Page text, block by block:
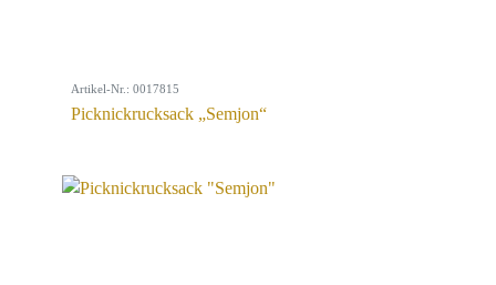
Artikel-Nr.: 0017815
Picknickrucksack „Semjon“